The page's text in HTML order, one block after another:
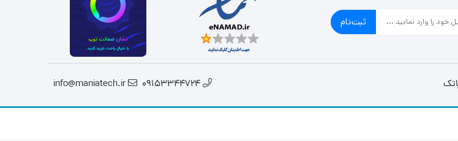
ثبت‌نام
09153344724
info@maniatech.ir